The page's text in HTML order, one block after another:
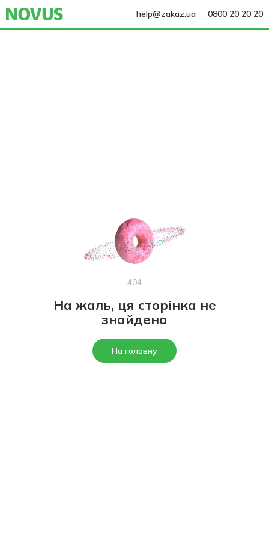
help@zakaz.ua 0800 20 20 20
404
На жаль, ця сторінка не
знайдена
На головну